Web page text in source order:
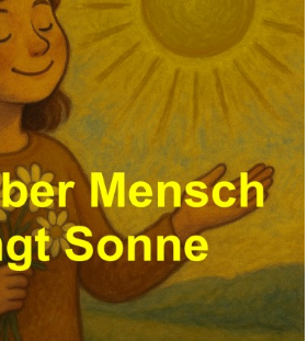
du diese Tierg...
Anzeige